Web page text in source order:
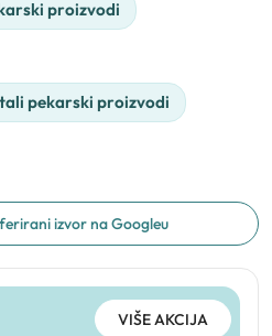
proizvodi
pekarski proizvodi
izvor na Googleu
VIŠE AKCIJA